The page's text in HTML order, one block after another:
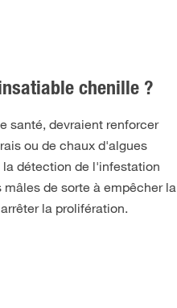
chenille ?
santé, devraient renforcer
ou de chaux d'algues
détection de l'infestation
de sorte à empêcher la
la prolifération.